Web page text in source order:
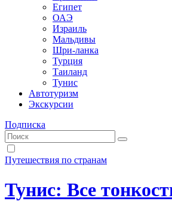
Египет
ОАЭ
Израиль
Мальдивы
Шри-ланка
Турция
Таиланд
Тунис
Автотуризм
Экскурсии
Подписка
Путешествия по странам
Тунис: Все